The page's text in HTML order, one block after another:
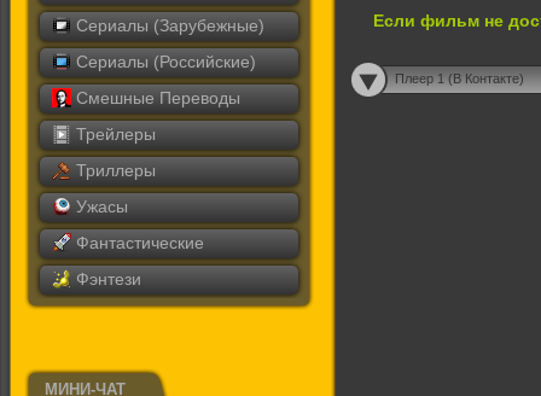
Сериалы (Зарубежные)
Сериалы (Российские)
Смешные Переводы
Трейлеры
Триллеры
Ужасы
Фантастические
Фэнтези
МИНИ-ЧАТ
Если фильм не
Плеер 1 (В Контакте)